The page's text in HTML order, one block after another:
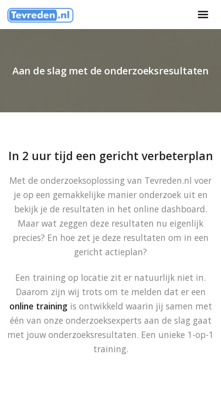
Aan de slag met de onderzoeksresultaten
In 2 uur tijd een gericht verbeterplan
Met de onderzoeksoplossing van Tevreden.nl voer
je op een gemakkelijke manier onderzoek uit en
bekijk je de resultaten in het online dashboard.
Maar wat zeggen deze resultaten nu eigenlijk
precies? En hoe zet je deze resultaten om in een
gericht actieplan?
Een training op locatie zit er natuurlijk niet in.
Daarom zijn wij trots om te melden dat er een
online training is ontwikkeld waarin jij samen met
één van onze onderzoeksexperts aan de slag gaat
met jouw onderzoeksresultaten. Een unieke 1-op-1
training.